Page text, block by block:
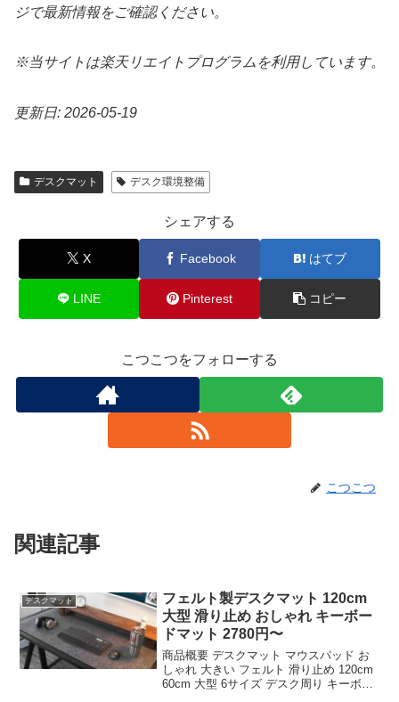
ジで最新情報をご確認ください。
※当サイトは楽天リエイトプログラムを利用しています。
更新日: 2026-05-19
デスクマット デスク環境整備
シェアする
X Facebook はてブ
LINE Pinterest コピー
こつこつをフォローする
こつこつ
関連記事
デスクマット
フェルト製デスクマット 120cm
大型 滑り止め おしゃれ キーボー
ドマット 2780円〜
商品概要 デスクマット マウスパッド お
しゃれ 大きい フェルト 滑り止め 120cm
60cm 大型 6サイズ デスク周り キーボー